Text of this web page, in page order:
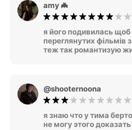
amy 🦇
я його подивилась
переглянутих фільмів
теж так романтизую
@shooternoona
я знаю что у тима
не могу этого доказать